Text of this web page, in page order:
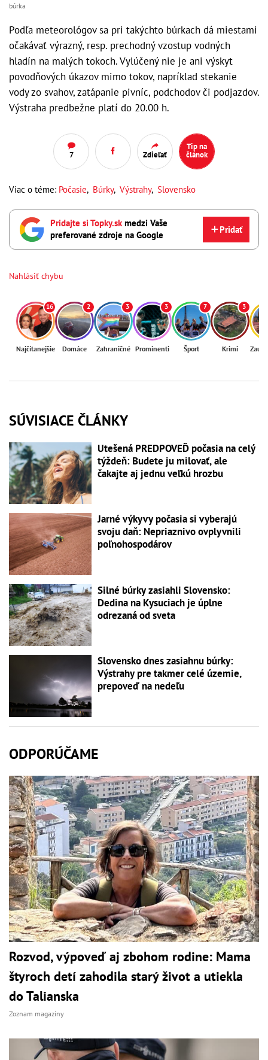
búrka
Podľa meteorológov sa pri takýchto búrkach dá miestami
očakávať výrazný, resp. prechodný vzostup vodných
hladín na malých tokoch. Vylúčený nie je ani výskyt
povodňových úkazov mimo tokov, napríklad stekanie
vody zo svahov, zatápanie pivníc, podchodov či podjazdov.
Výstraha predbežne platí do 20.00 h.
7 Zdieľať
Tip na
článok
Viac o téme: Počasie, Búrky, Výstrahy, Slovensko
Pridajte si Topky.skmedzi Vaše
preferované zdroje na Google
Pridať
Nahlásiť chybu
16
Najčítanejšie
2
Domáce
3
Zahraničné
3
Prominenti
7
Šport
3
Krimi
SÚVISIACE ČLÁNKY
Utešená PREDPOVEĎ počasia na celý
týždeň: Budete ju milovať, ale
čakajte aj jednu veľkú hrozbu
Jarné výkyvy počasia si vyberajú
svoju daň: Nepriaznivo ovplyvnili
poľnohospodárov
Silné búrky zasiahli Slovensko:
Dedina na Kysuciach je úplne
odrezaná od sveta
Slovensko dnes zasiahnu búrky:
Výstrahy pre takmer celé územie,
prepoveď na nedeľu
ODPORÚČAME
Rozvod, výpoveď aj zbohom rodine: Mama
štyroch detí zahodila starý život a utiekla
do Talianska
Zoznam magazíny